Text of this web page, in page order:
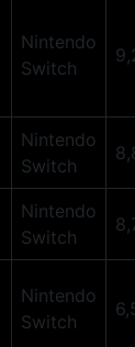
Nintendo
Switch
Nintendo
Switch
Nintendo
Switch
Nintendo
Switch